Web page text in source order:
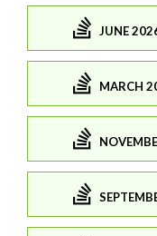
JUNE
MARCH